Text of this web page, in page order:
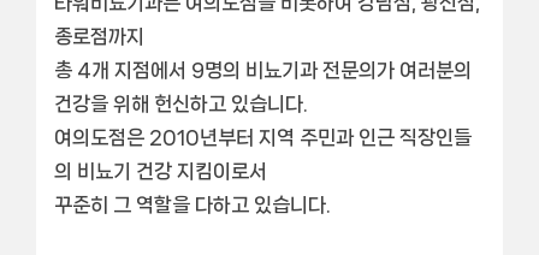
종로점까지
총 4개 지점에서 9명의 비뇨기과 전문의가 여러분의
건강을 위해 헌신하고 있습니다.
여의도점은 2010년부터 지역 주민과 인근 직장인들
의 비뇨기 건강 지킴이로서
꾸준히 그 역할을 다하고 있습니다.